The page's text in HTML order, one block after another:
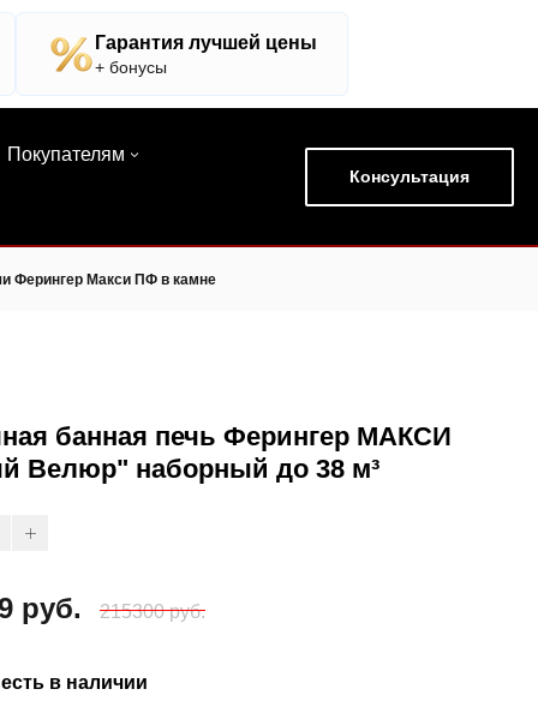
Гарантия лучшей цены
+ бонусы
Покупателям
Консультация
Ферингер Макси ПФ в камне
банная печь Ферингер МАКСИ
Велюр" наборный до 38 м³
руб. 215300 руб.
в наличии